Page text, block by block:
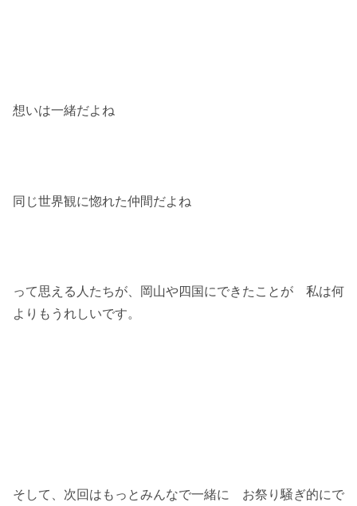
想いは一緒だよね
同じ世界観に惚れた仲間だよね
って思える人たちが、岡山や四国にできたことが 私は何
よりもうれしいです。
そして、次回はもっとみんなで一緒に お祭り騒ぎ的にで